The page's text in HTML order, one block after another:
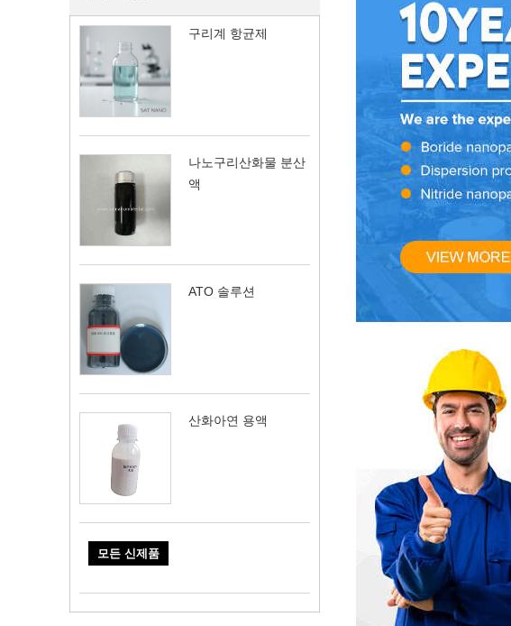
구리계 항균제
나노구리산화물 분산
액
ATO 솔루션
산화아연 용액
모든 신제품